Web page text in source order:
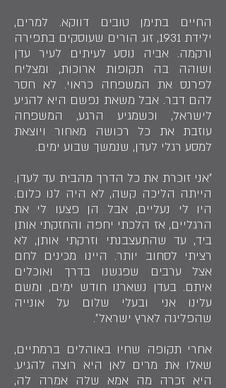
החיים בתימן טובים דווקא. למרים,
ילידת 1931, זוג הורים שעוסקים בתפירה
ורקמה. אביה נוסע לעיתים לעיר עדן
ושוהה בה תקופות ארוכות, ומצליח
לפרנס את המשפחה כראוי. לא חסר
להם דבר. אבל משאת נפשם היא להגיע
לישראל, וכשמגיע הרגע, המשפחה
עוזבת את כל רכושה מאחור ויוצאת
למסע רגלי לעדן, שנמשך שבוע ימים.
״אני זוכרת את כל הדרך מהבית עד לעדן.
הייתה הליכה קשה, לא היה לנו כלום.
היו לי נעליים, אבל הן פצעו לי את
הרגליים, אז הלכתי יחפה והחזקתי אותן
ביד, עד שהתעצבנתי וזרקתי אותן, לא
רציתי לסחוב יותר. היינו מכינים לחם
אצל ערבים שפגשנו בדרך ואוכלים
איתם. בעדן נשארנו חודש ימים, ומשם
עלינו אני ובעלי שלום על אונייה
שהפליגה לארץ ישראל״.
אחרי תקופה שחיו באוהלים ברמתיים,
שאלו את מרים לאן היא רוצה להגיע.
היא זכרה מה אמא שלה אמרה לה,